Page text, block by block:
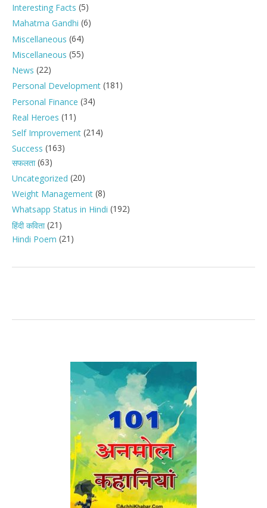
Interesting Facts (5)
Mahatma Gandhi (6)
Miscellaneous (64)
Miscellaneous (55)
News (22)
Personal Development (181)
Personal Finance (34)
Real Heroes (11)
Self Improvement (214)
Success (163)
सफलता(63)
Uncategorized (20)
Weight Management (8)
Whatsapp Status in Hindi (192)
हिंदी कविता(21)
Hindi Poem (21)